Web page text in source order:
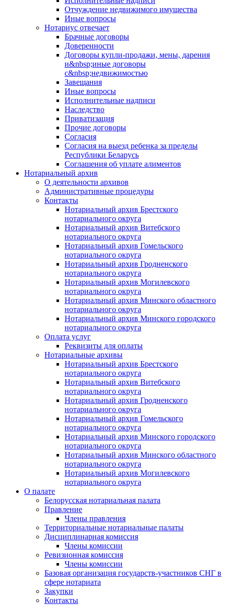
Отчуждение недвижимого имущества
Иные вопросы
Нотариус отвечает
Брачные договоры
Доверенности
Договоры купли-продажи, мены, дарения
и&nbsp;иные договоры
с&nbsp;недвижимостью
Завещания
Иные вопросы
Исполнительные надписи
Наследство
Приватизация
Прочие договоры
Согласия
Согласия на выезд ребенка за пределы
Республики Беларусь
Соглашения об уплате алиментов
Нотариальный архив
О деятельности архивов
Административные процедуры
Контакты
Нотариальный архив Брестского
нотариального округа
Нотариальный архив Витебского
нотариального округа
Нотариальный архив Гомельского
нотариального округа
Нотариальный архив Гродненского
нотариального округа
Нотариальный архив Могилевского
нотариального округа
Нотариальный архив Минского областного
нотариального округа
Нотариальный архив Минского городского
нотариального округа
Оплата услуг
Реквизиты для оплаты
Нотариальные архивы
Нотариальный архив Брестского
нотариального округа
Нотариальный архив Витебского
нотариального округа
Нотариальный архив Гродненского
нотариального округа
Нотариальный архив Гомельского
нотариального округа
Нотариальный архив Минского городского
нотариального округа
Нотариальный архив Минского областного
нотариального округа
Нотариальный архив Могилевского
нотариального округа
О палате
Белорусская нотариальная палата
Правление
Члены правления
Территориальные нотариальные палаты
Дисциплинарная комиссия
Члены комиссии
Ревизионная комиссия
Члены комиссии
Базовая организация государств-участников СНГ в
сфере нотариата
Закупки
Контакты